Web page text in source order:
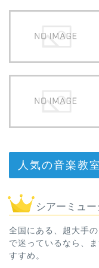
人気の音楽教室
シアーミュー
全国にある、超大手
で迷っているなら、
すすめ。